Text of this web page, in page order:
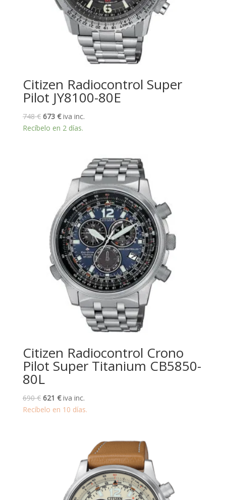
Citizen Radiocontrol Super
Pilot JY8100-80E
748€ El
precio
673 €El
precio
iva inc.
Recíbelo en 2 días.
Citizen Radiocontrol Crono
Pilot Super Titanium CB5850-
80L
690€ El
precio
621 €El
precio
iva inc.
Recíbelo en 10 días.